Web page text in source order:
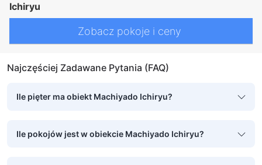
Ichiryu
Zobacz pokoje i ceny
Najczęściej Zadawane Pytania (FAQ)
Ile pięter ma obiekt Machiyado Ichiryu?
Ile pokojów jest w obiekcie Machiyado Ichiryu?